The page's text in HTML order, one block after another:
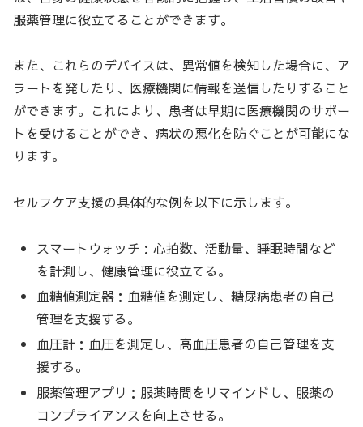
服薬管理に役立てることができます。
また、これらのデバイスは、異常値を検知した場合に、ア
ラートを発したり、医療機関に情報を送信したりすること
ができます。これにより、患者は早期に医療機関のサポー
トを受けることができ、病状の悪化を防ぐことが可能にな
ります。
セルフケア支援の具体的な例を以下に示します。
スマートウォッチ：心拍数、活動量、睡眠時間など
を計測し、健康管理に役立てる。
血糖値測定器：血糖値を測定し、糖尿病患者の自己
管理を支援する。
血圧計：血圧を測定し、高血圧患者の自己管理を支
援する。
服薬管理アプリ：服薬時間をリマインドし、服薬の
コンプライアンスを向上させる。